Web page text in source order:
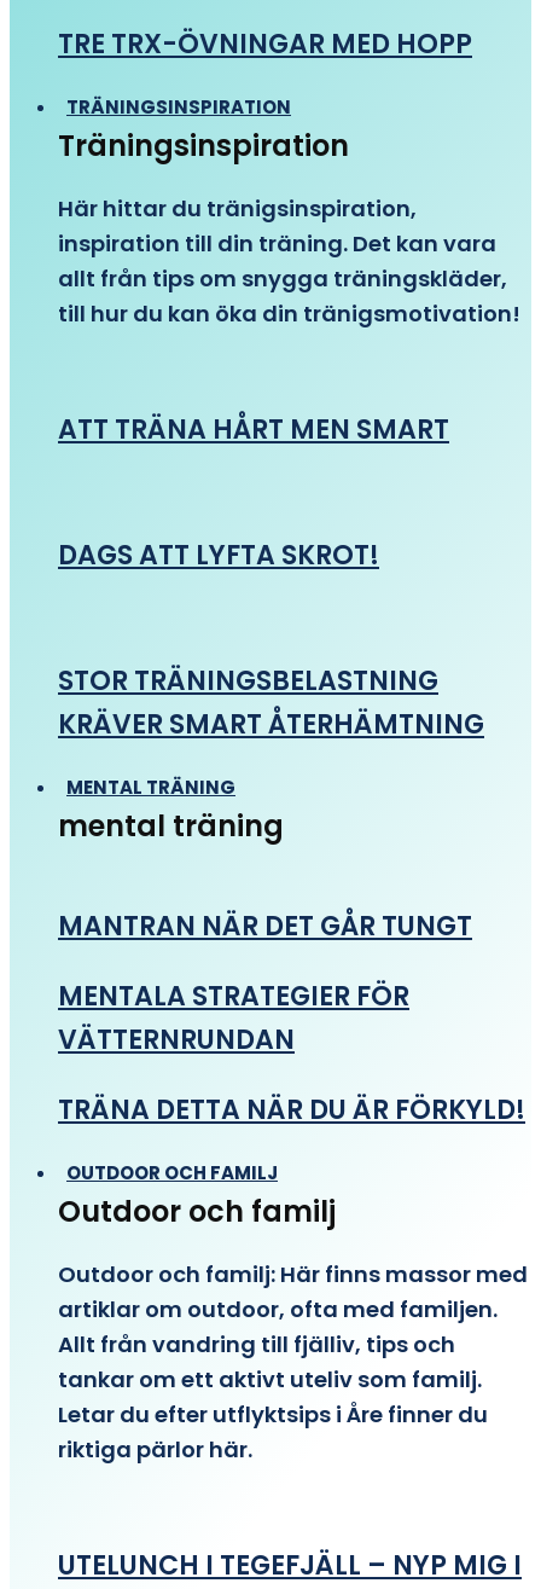
TRE TRX-ÖVNINGAR MED HOPP
TRÄNINGSINSPIRATION
Träningsinspiration
Här hittar du tränigsinspiration,
inspiration till din träning. Det kan vara
allt från tips om snygga träningskläder,
till hur du kan öka din tränigsmotivation!
ATT TRÄNA HÅRT MEN SMART
DAGS ATT LYFTA SKROT!
STOR TRÄNINGSBELASTNING
KRÄVER SMART ÅTERHÄMTNING
MENTAL TRÄNING
mental träning
MANTRAN NÄR DET GÅR TUNGT
MENTALA STRATEGIER FÖR
VÄTTERNRUNDAN
TRÄNA DETTA NÄR DU ÄR FÖRKYLD!
OUTDOOR OCH FAMILJ
Outdoor och familj
Outdoor och familj: Här finns massor med
artiklar om outdoor, ofta med familjen.
Allt från vandring till fjälliv, tips och
tankar om ett aktivt uteliv som familj.
Letar du efter utflyktsips i Åre finner du
riktiga pärlor här.
UTELUNCH I TEGEFJÄLL – NYP MIG I